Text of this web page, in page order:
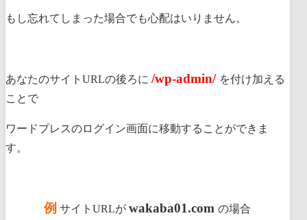
もし忘れてしまった場合でも心配はいりません。
あなたのサイトURLの後ろに /wp-admin/ を付け加える
ことで
ワードプレスのログイン画面に移動することができま
す。
例 サイトURLがwakaba01.com の場合